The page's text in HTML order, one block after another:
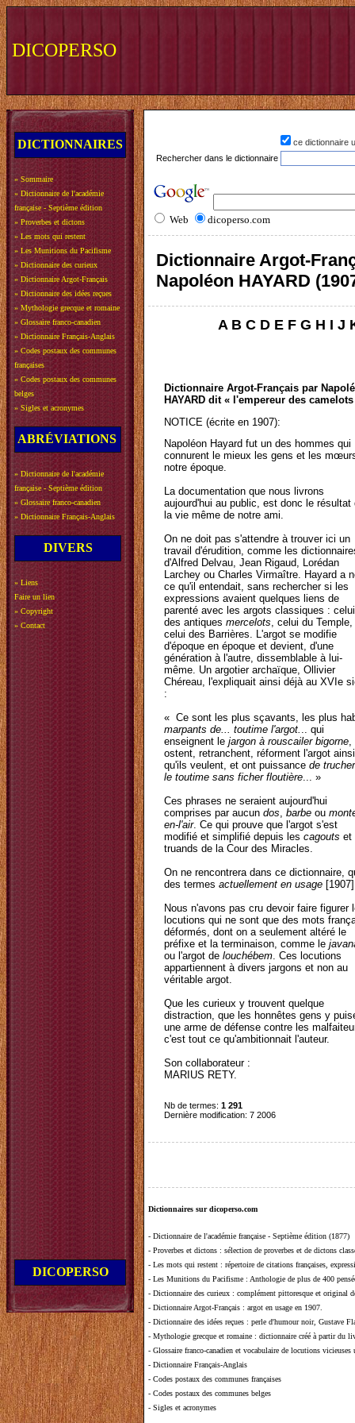
DICOPERSO
DICTIONNAIRES
» Sommaire
» Dictionnaire de l'académie
française - Septième édition
» Proverbes et dictons
» Les mots qui restent
» Les Munitions du Pacifisme
» Dictionnaire des curieux
» Dictionnaire Argot-Français
» Dictionnaire des idées reçues
» Mythologie grecque et romaine
» Glossaire franco-canadien
» Dictionnaire Français-Anglais
» Codes postaux des communes
françaises
» Codes postaux des communes
belges
» Sigles et acronymes
ABRÉVIATIONS
» Dictionnaire de l'académie
française - Septième édition
» Glossaire franco-canadien
» Dictionnaire Français-Anglais
DIVERS
» Liens
Faire un lien
» Copyright
» Contact
DICOPERSO
ce dictionnaire
Rechercher dans le dictionnaire
Web dicoperso.com
Dictionnaire Argot-
Napoléon HAYARD
A B C D E F G H I J
Dictionnaire Argot-Français par
HAYARD dit « l'empereur des camelots
NOTICE (écrite en 1907):
Napoléon Hayard fut un des hommes qui
connurent le mieux les gens et les
notre époque.
La documentation que nous livrons
aujourd'hui au public, est donc le résultat
la vie même de notre ami.
On ne doit pas s'attendre à trouver ici un
travail d'érudition, comme les
d'Alfred Delvau, Jean Rigaud, Lorédan
Larchey ou Charles Virmaître. Hayard a
ce qu'il entendait, sans rechercher si les
expressions avaient quelques liens de
parenté avec les argots classiques : celui
des antiques mercelots, celui du Temple,
celui des Barrières. L'argot se modifie
d'époque en époque et devient, d'une
génération à l'autre, dissemblable à lui-
même. Un argotier archaïque, Ollivier
Chéreau, l'expliquait ainsi déjà au XVIe
:
« Ce sont les plus sçavants, les plus
marpants de... toutime l'argot. .. qui
enseignent le jargon à rouscailer bigorne,
ostent, retranchent, réforment l'argot ainsi
qu'ils veulent, et ont puissance de
le toutime sans ficher floutière... »
Ces phrases ne seraient aujourd'hui
comprises par aucun dos, barbe ou
en-l'air. Ce qui prouve que l'argot s'est
modifié et simplifié depuis les cagouts et
truands de la Cour des Miracles.
On ne rencontrera dans ce dictionnaire,
des termes actuellement en usage
Nous n'avons pas cru devoir faire figurer
locutions qui ne sont que des mots
déformés, dont on a seulement altéré le
préfixe et la terminaison, comme le
ou l'argot de louchébem. Ces locutions
appartiennent à divers jargons et non au
véritable argot.
Que les curieux y trouvent quelque
distraction, que les honnêtes gens y
une arme de défense contre les
c'est tout ce qu'ambitionnait l'auteur.
Son collaborateur :
MARIUS RETY.
Nb de termes: 1 291
Dernière modification: 7 2006
Dictionnaires sur dicoperso.com
- Dictionnaire de l'académie française - Septième édition (1877)
- Proverbes et dictons : sélection de proverbes et de dictons
- Les mots qui restent : répertoire de citations françaises,
- Les Munitions du Pacifisme : Anthologie de plus de 400
- Dictionnaire des curieux : complément pittoresque et original
- Dictionnaire Argot-Français : argot en usage en 1907.
- Dictionnaire des idées reçues : perle d'humour noir, Gustave
- Mythologie grecque et romaine : dictionnaire créé à partir du
- Glossaire franco-canadien et vocabulaire de locutions vicieuses
- Dictionnaire Français-Anglais
- Codes postaux des communes françaises
- Codes postaux des communes belges
- Sigles et acronymes